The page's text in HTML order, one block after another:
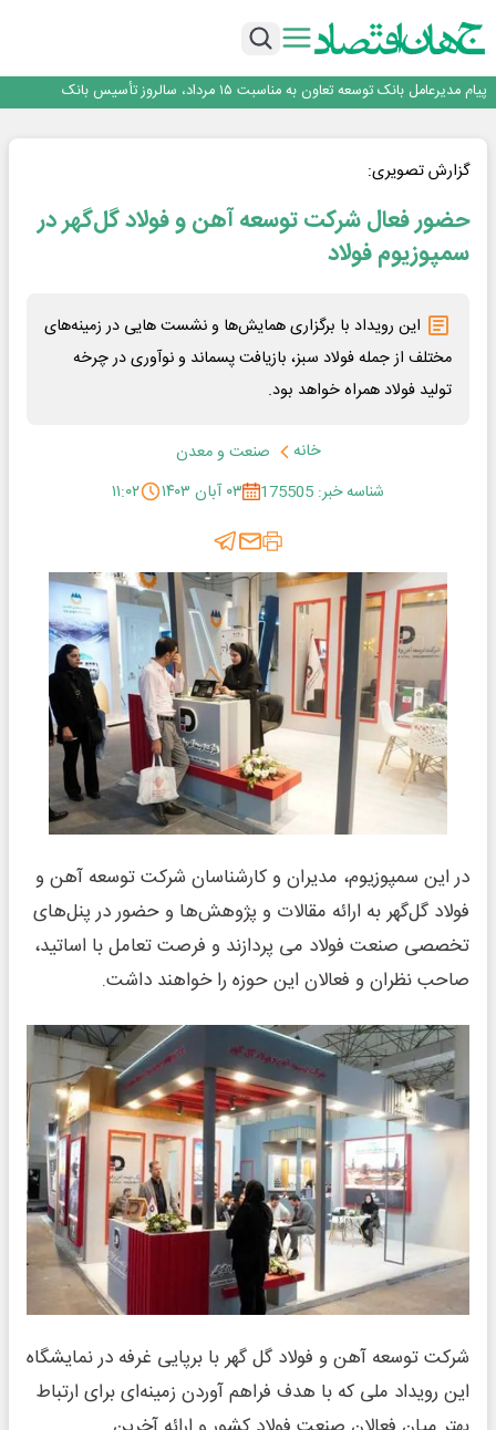
مشتریان
بانک مهر ایران بیش از ۷۰ میلیارد تومان به برنامه‌های مسئولیت اجتماعی اختصاص
پیام مدیرعامل بانک توسعه تعاون به مناسبت ۱۵ مرداد، سالروز تأسیس بانک
اجرای برنامه تحول بانک با تمرکز بر منابع پایدار، درآمدهای کارمزدی و بازسازی اعتماد
مشتریان
گزارش تصویری:
حضور فعال شرکت توسعه آهن و فولاد گل‌گهر در
سمپوزیوم فولاد
این رویداد با برگزاری همایش‌ها و نشست هایی در زمینه‌های
مختلف از جمله فولاد سبز، بازیافت پسماند و نوآوری در چرخه
تولید فولاد همراه خواهد بود.
خانه
صنعت و معدن
شناسه خبر: 175505
۰۳ آبان ۱۴۰۳ ۱۱:۰۲
در این سمپوزیوم، مدیران و کارشناسان شرکت توسعه آهن و
فولاد گل‌گهر به ارائه مقالات و پژوهش‌ها و حضور در پنل‌های
تخصصی صنعت فولاد می پردازند و فرصت تعامل با اساتید،
صاحب نظران و فعالان این حوزه را خواهند داشت.
شرکت توسعه آهن و فولاد گل گهر با برپایی غرفه در نمایشگاه
این رویداد ملی که با هدف فراهم آوردن زمینه‌ای برای ارتباط